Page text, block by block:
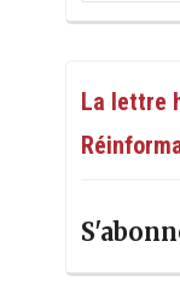
La lettre